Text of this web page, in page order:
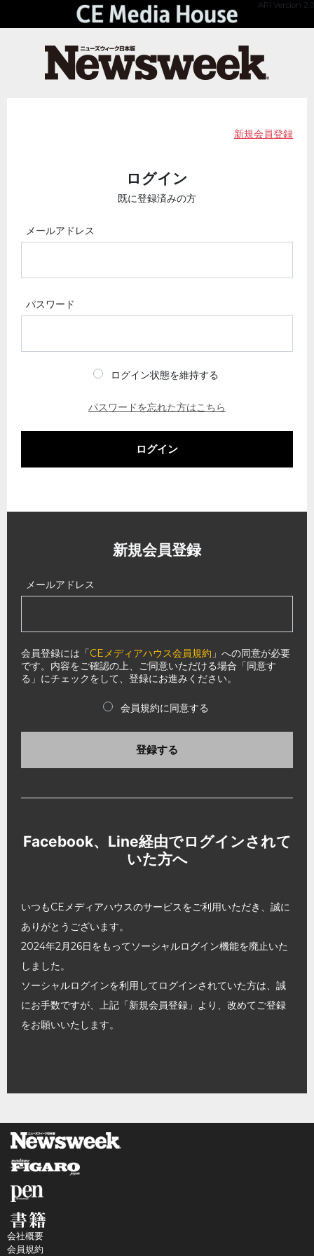
API Version 2.0
新規会員登録
ログイン
既に登録済みの方
メールアドレス
パスワード
ログイン状態を維持する
パスワードを忘れた方はこちら
ログイン
新規会員登録
メールアドレス
会員登録には「CEメディアハウス会員規約 」への同意が必要
です。内容をご確認の上、ご同意いただける場合「同意す
る」にチェックをして、登録にお進みください。
会員規約に同意する
登録する
Facebook、Line経由でログインされて
いた方へ
いつもCEメディアハウスのサービスをご利用いただき、誠に
ありがとうございます。
2024年2月26日をもってソーシャルログイン機能を廃止いた
しました。
ソーシャルログインを利用してログインされていた方は、誠
にお手数ですが、上記「新規会員登録」より、改めてご登録
をお願いいたします。
会社概要
会員規約